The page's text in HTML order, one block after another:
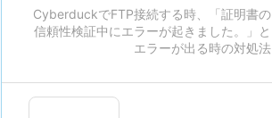
CyberduckでFTP接続する時、「証明書の
信頼性検証中にエラーが起きました。」と
エラーが出る時の対処法